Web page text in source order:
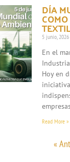
DÍA
5 junio, 2026
En el
Hoy en
Read More »
«